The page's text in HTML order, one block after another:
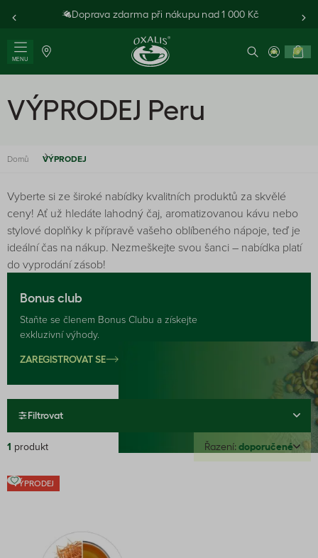
Doprava zdarma při nákupu nad 1 000 Kč
MENU
0
VÝPRODEJ Peru
Domů VÝPRODEJ
Vyberte si ze široké nabídky kvalitních produktů za skvělé
ceny! Ať už hledáte lahodný čaj, aromatizovanou kávu nebo
stylové doplňky k přípravě vašeho oblíbeného nápoje, teď je
ideální čas na nákup. Nezmeškejte svou šanci – nabídka platí
do vyprodání zásob!
Bonus club
Staňte se členem Bonus Clubu a získejte
exkluzivní výhody.
ZAREGISTROVAT SE
Filtrovat
1 produkt Řazení: doporučené
VÝPRODEJ